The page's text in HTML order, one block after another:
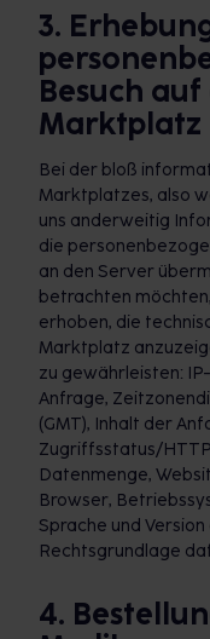
3.
Besuch
Marktplatz
Bei der bloß
Marktplatzes, also
uns anderweitig
die
an den Server
betrachten
erhoben, die
Marktplatz
zu gewährleisten:
Anfrage,
(GMT), Inhalt der
Zugriffsstatus/
Datenmenge,
Browser,
Sprache und
Rechtsgrundlage
4.